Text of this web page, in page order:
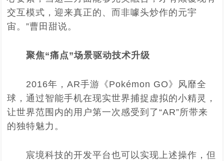
交互模式，迎来真正的、而非噱头炒作的元宇
宙。”曹田甜说。
聚焦“痛点”场景驱动技术升级
2016年，AR手游《Pokémon GO》风靡全
球，通过智能手机在现实世界捕捉虚拟的小精灵，
让世界范围内的用户第一次感受到了“AR”所带来
的独特魅力。
宸境科技的开发平台也可以实现上述操作，但